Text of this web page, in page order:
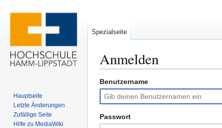
Anmelden
Zur
Navigation
springen
Zur
Suche
springen
Benutzername
Passwort
Spezialseite
Hauptseite
Letzte Änderungen
Zufällige Seite
Hilfe zu MediaWiki